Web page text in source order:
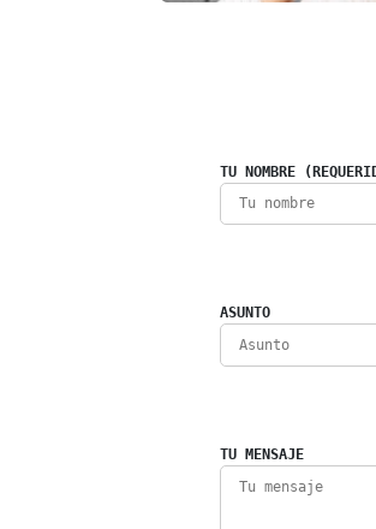
TU NOMBRE
ASUNTO
TU MENSAJE